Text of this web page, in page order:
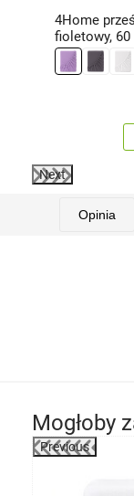
4Home
fioletowy, 60
Next
Opinia
Mogłoby
Previous